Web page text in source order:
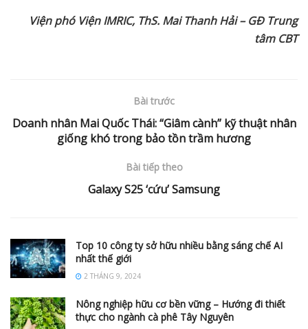
Viện phó Viện IMRIC, ThS. Mai Thanh Hải – GĐ Trung
tâm CBT
Bài trước
Doanh nhân Mai Quốc Thái: “Giâm cành” kỹ thuật nhân
giống khó trong bảo tồn trầm hương
Bài tiếp theo
Galaxy S25 ‘cứu’ Samsung
Top 10 công ty sở hữu nhiều bằng sáng chế AI
nhất thế giới
2 THÁNG 9, 2024
Nông nghiệp hữu cơ bền vững – Hướng đi thiết
thực cho ngành cà phê Tây Nguyên